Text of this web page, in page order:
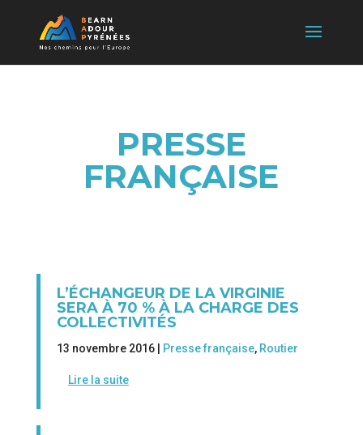
PRESSE
FRANÇAISE
L’ÉCHANGEUR DE LA VIRGINIE
SERA À 70 % À LA CHARGE DES
COLLECTIVITÉS
13 novembre 2016 | Presse française, Routier
Lire la suite